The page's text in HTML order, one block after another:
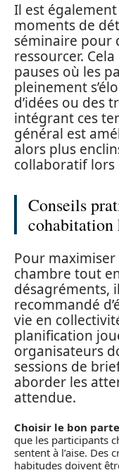
Il est
moments de
séminaire pour
ressourcer.
pauses où les
pleinement
d’idées ou des
intégrant ces
général est
alors plus
collaboratif lors
Conseils
cohabitation
Pour
chambre tout
désagréments,
recommandé
vie en
planification
organisateurs
sessions de
aborder les
attendue.
Choisir le bon
que les participants
sentent à l’aise. Des
habitudes doivent